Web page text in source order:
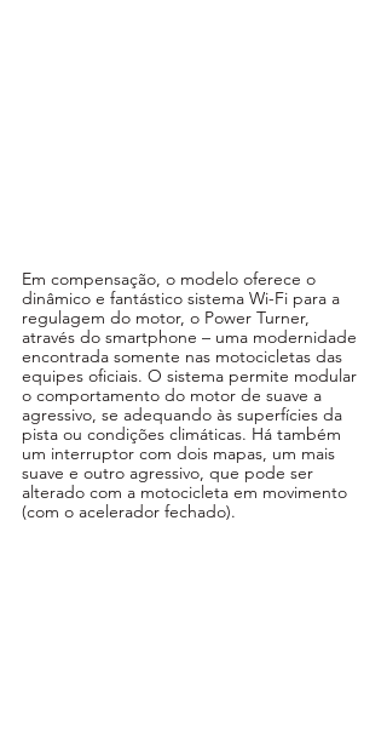
Em compensação, o modelo oferece o
dinâmico e fantástico sistema Wi-Fi para a
regulagem do motor, o Power Turner,
através do smartphone – uma modernidade
encontrada somente nas motocicletas das
equipes oficiais. O sistema permite modular
o comportamento do motor de suave a
agressivo, se adequando às superfícies da
pista ou condições climáticas. Há também
um interruptor com dois mapas, um mais
suave e outro agressivo, que pode ser
alterado com a motocicleta em movimento
(com o acelerador fechado).